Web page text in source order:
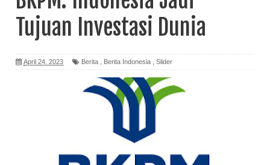
Tujuan Investasi Dunia
April 24, 2023 Berita Berita Indonesia Slider